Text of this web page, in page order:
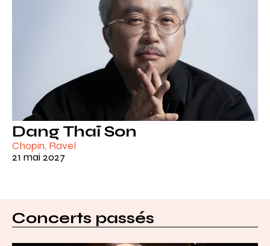
Dang Thaï Son
Chopin, Ravel
21 mai 2027
Concerts passés